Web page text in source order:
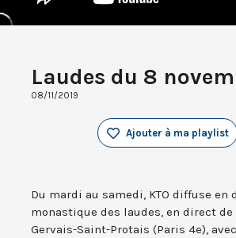
Laudes du 8
08/11/2019
Ajouter à ma playlist
Du mardi au samedi, KTO diffuse en
monastique des laudes, en direct
Gervais-Saint-Protais (Paris 4e),